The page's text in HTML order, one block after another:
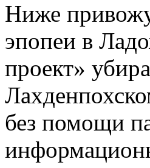
Ниже
эпопеи в
проект»
без помощи